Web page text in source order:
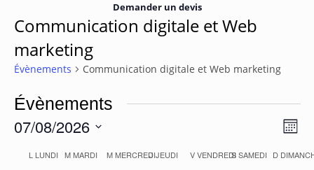
Demander un devis
Communication digitale et Web
marketing
Évènements Communication digitale et Web marketing
Évènements
par
Mois
07/08/2026
une
Calendrier
L LUNDI MMARDI MMERCREDI
JJEUDI VVENDREDISSAMEDI D